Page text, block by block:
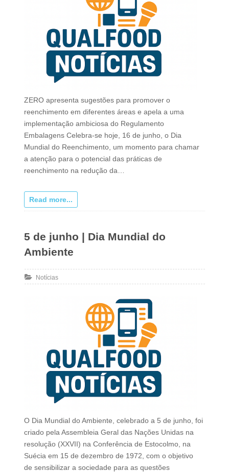
ZERO apresenta sugestões para promover o
reenchimento em diferentes áreas e apela a uma
implementação ambiciosa do Regulamento
Embalagens Celebra-se hoje, 16 de junho, o Dia
Mundial do Reenchimento, um momento para chamar
a atenção para o potencial das práticas de
reenchimento na redução da…
Read more...
5 de junho | Dia Mundial do
Ambiente
Notícias
O Dia Mundial do Ambiente, celebrado a 5 de junho, foi
criado pela Assembleia Geral das Nações Unidas na
resolução (XXVII) na Conferência de Estocolmo, na
Suécia em 15 de dezembro de 1972, com o objetivo
de sensibilizar a sociedade para as questões